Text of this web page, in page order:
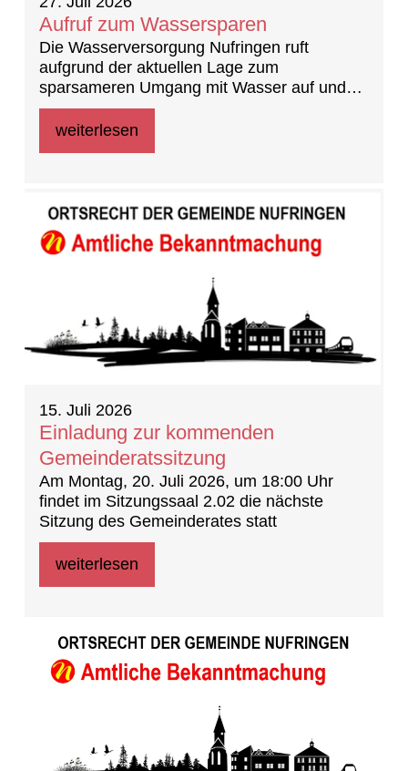
Aufruf zum Wassersparen
Die Wasserversorgung Nufringen ruft
aufgrund der aktuellen Lage zum
sparsameren Umgang mit Wasser auf und
fordert, nicht zwingend notwendige
Wasserverbräuche einzustellen.
weiterlesen
15. Juli 2026
Einladung zur kommenden
Gemeinderatssitzung
Am Montag, 20. Juli 2026, um 18:00 Uhr
findet im Sitzungssaal 2.02 die nächste
Sitzung des Gemeinderates statt
weiterlesen